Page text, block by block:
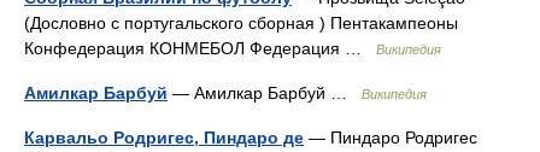
(Дословно с португальского сборная ) Пентакампеоны
Конфедерация КОНМЕБОЛ Федерация …
Википедия
Амилкар Барбуй — Амилкар Барбуй … Википедия
Карвальо Родригес, Пиндаро де — Пиндаро Родригес